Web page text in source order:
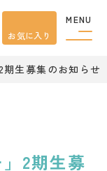
MENU
お気に入り
期生募集のお知らせ
2期生募
内
ト